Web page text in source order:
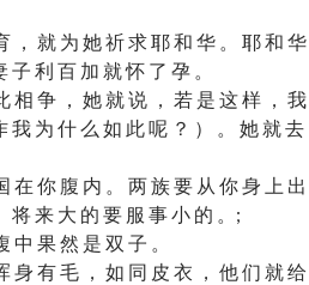
， 就 为 她 祈 求 耶 和 华 。 耶 和 华
利 百 加 就 怀 了 孕 。
相 争 ， 她 就 说 ， 若 是 这 样 ， 我
我 为 什 么 如 此 呢 ？ ） 。 她 就 去
在 你 腹 内 。 两 族 要 从 你 身 上 出
将 来 大 的 要 服 事 小 的 。;
中 果 然 是 双 子 。
身 有 毛 ， 如 同 皮 衣 ， 他 们 就 给